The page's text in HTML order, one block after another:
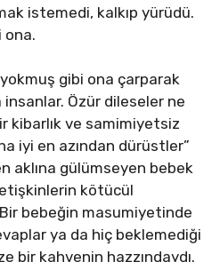
istemedi, kalkıp yürüdü.
ona.
gibi ona çarparak
insanlar. Özür dileseler ne
kibarlık ve samimiyetsiz
iyi en azından dürüstler”
aklına gülümseyen bebek
kötücül
bebeğin masumiyetinde
ya da hiç beklemediği
bir kahvenin hazzındaydı.